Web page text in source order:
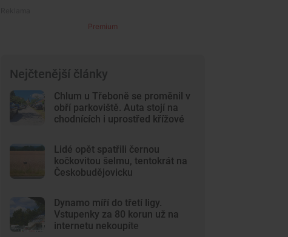
Premium
Nejčtenější články
Chlum u Třeboně se proměnil v
obří parkoviště. Auta stojí na
chodnících i uprostřed křížové
Lidé opět spatřili černou
kočkovitou šelmu, tentokrát na
Českobudějovicku
Dynamo míří do třetí ligy.
Vstupenky za 80 korun už na
internetu nekoupíte